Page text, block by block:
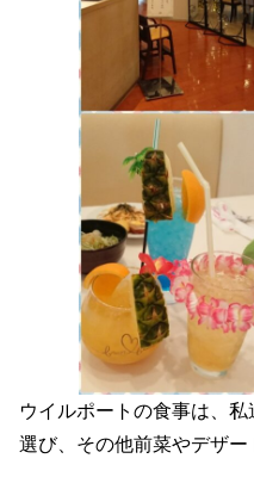
ウイルポートの食事は、
選び、その他前菜やデザー